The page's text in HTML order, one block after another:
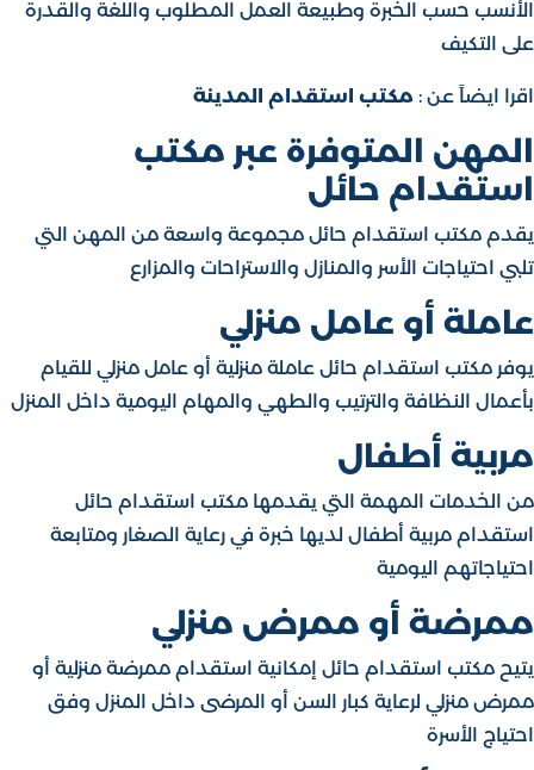
الأنسب حسب الخبرة وطبيعة العمل المطلوب واللغة والقدرة
على التكيف
اقرا ايضاً عن : مكتب استقدام المدينة
المهن المتوفرة عبر مكتب
استقدام حائل
يقدم مكتب استقدام حائل مجموعة واسعة من المهن التي
تلبي احتياجات الأسر والمنازل والاستراحات والمزارع
عاملة أو عامل منزلي
يوفر مكتب استقدام حائل عاملة منزلية أو عامل منزلي للقيام
بأعمال النظافة والترتيب والطهي والمهام اليومية داخل المنزل
مربية أطفال
من الخدمات المهمة التي يقدمها مكتب استقدام حائل
استقدام مربية أطفال لديها خبرة في رعاية الصغار ومتابعة
احتياجاتهم اليومية
ممرضة أو ممرض منزلي
يتيح مكتب استقدام حائل إمكانية استقدام ممرضة منزلية أو
ممرض منزلي لرعاية كبار السن أو المرضى داخل المنزل وفق
احتياج الأسرة